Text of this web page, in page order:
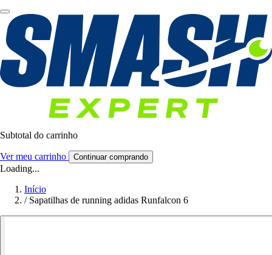
Subtotal do carrinho
Ver meu carrinho Continuar comprando
Loading...
Início
/ Sapatilhas de running adidas Runfalcon 6